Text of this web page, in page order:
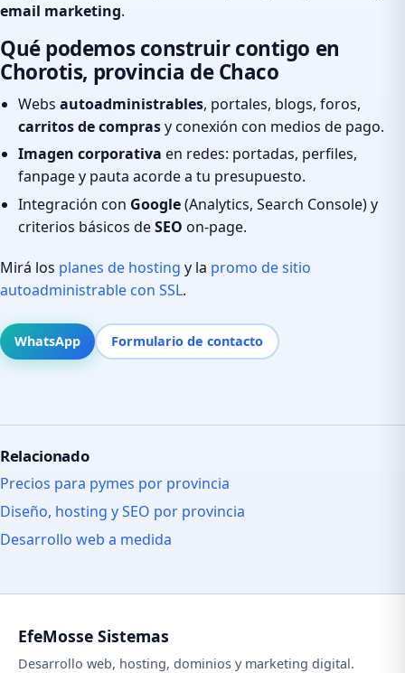
email marketing.
Qué podemos construir contigo en
Chorotis, provincia de Chaco
Webs autoadministrables, portales, blogs, foros,
carritos de comprasy conexión con medios de pago.
Imagen corporativa en redes: portadas, perfiles,
fanpage y pauta acorde a tu presupuesto.
Integración con Google(Analytics, Search Console) y
criterios básicos deSEO on-page.
Mirá los planes de hosting y la promo de sitio
autoadministrable con SSL.
WhatsApp Formulario de contacto
Relacionado
Precios para pymes por provincia
Diseño, hosting y SEO por provincia
Desarrollo web a medida
EfeMosse Sistemas
Desarrollo web, hosting, dominios y marketing digital.